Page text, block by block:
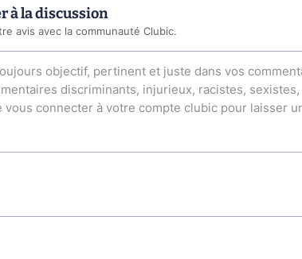
à la discussion
avis avec la communauté Clubic.